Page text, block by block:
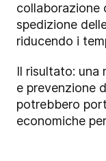
collaborazione
spedizione
riducendo i
Il risultato: una
e prevenzione
potrebbero
economiche